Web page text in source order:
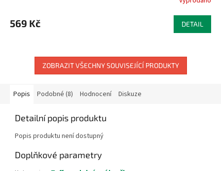
569 Kč DETAIL
ZOBRAZIT VŠECHNY SOUVISEJÍCÍ PRODUKTY
Popis Podobné (8) Hodnocení Diskuze
Detailní popis produktu
Popis produktu není dostupný
Doplňkové parametry